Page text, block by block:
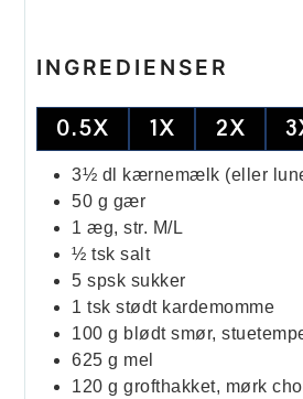
INGREDIENSER
0.5X 1X 2X
3½ dl
kærnemælk (eller
50 g gær
1 æg, str. M/L
½ tsk salt
5 spsk sukker
1 tsk stødt kardemomme
100 g blødt smør,
625 g mel
120 g grofthakket, mørk